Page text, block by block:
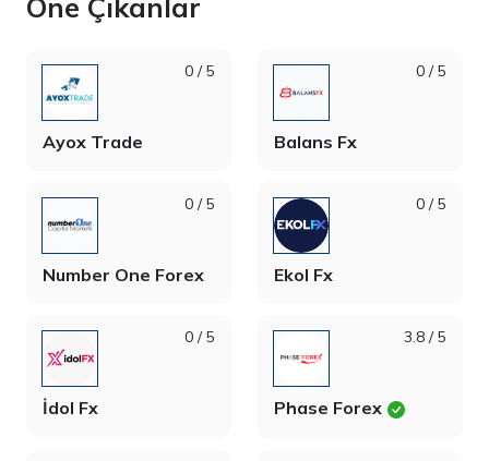
Öne Çıkanlar
0 / 5
Ayox Trade
0 / 5
Balans Fx
0 / 5
Number One Forex
0 / 5
Ekol Fx
0 / 5
İdol Fx
3.8 / 5
Phase Forex